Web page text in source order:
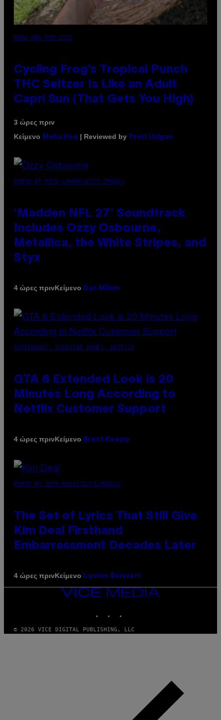
MAHA HAQ FOR VICE
Cycling Frog’s Tropical Punch
THC Seltzer Is Like an Adult
Capri Sun (That Gets You High)
3 ώρες πριν
Κείμενο
Maha Haq | Reviewed by Ysolt Usigan
PHOTO BY NICK LAHAM/GETTY IMAGES
‘Madden NFL 27’ Soundtrack
Includes Ozzy Osbourne,
Metallica, the White Stripes, and
Styx
4 ώρες πρινΚείμενο Dan Milam
SCREENSHOT: ROCKSTAR GAMES, NETFLIX
GTA 6 Extended Look is 20
Minutes Long According to
Netflix Customer Support
4 ώρες πρινΚείμενο Brent Koepp
PHOTO BY JEFF KRAVITZ/FILMMAGIC
The Set of Lyrics That Still Give
Kim Deal Firsthand
Embarrassment Decades Later
4 ώρες πρινΚείμενο Lauren Boisvert
VICE
MEDIA
© 2026 VICE DIGITAL PUBLISHING, LLC